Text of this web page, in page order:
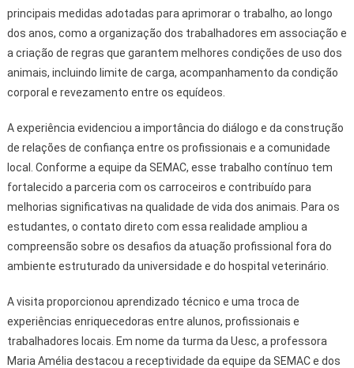
principais medidas adotadas para aprimorar o trabalho, ao longo
dos anos, como a organização dos trabalhadores em associação e
a criação de regras que garantem melhores condições de uso dos
animais, incluindo limite de carga, acompanhamento da condição
corporal e revezamento entre os equídeos.
A experiência evidenciou a importância do diálogo e da construção
de relações de confiança entre os profissionais e a comunidade
local. Conforme a equipe da SEMAC, esse trabalho contínuo tem
fortalecido a parceria com os carroceiros e contribuído para
melhorias significativas na qualidade de vida dos animais. Para os
estudantes, o contato direto com essa realidade ampliou a
compreensão sobre os desafios da atuação profissional fora do
ambiente estruturado da universidade e do hospital veterinário.
A visita proporcionou aprendizado técnico e uma troca de
experiências enriquecedoras entre alunos, profissionais e
trabalhadores locais. Em nome da turma da Uesc, a professora
Maria Amélia destacou a receptividade da equipe da SEMAC e dos